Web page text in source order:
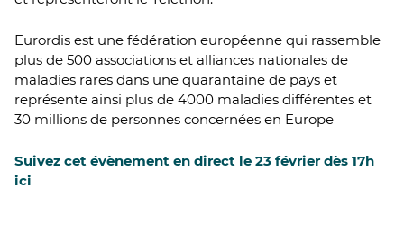
Eurordis est une fédération européenne qui rassemble
plus de 500 associations et alliances nationales de
maladies rares dans une quarantaine de pays et
représente ainsi plus de 4000 maladies différentes et
30 millions de personnes concernées en Europe
Suivez cet évènement en direct le 23 février dès 17h
ici